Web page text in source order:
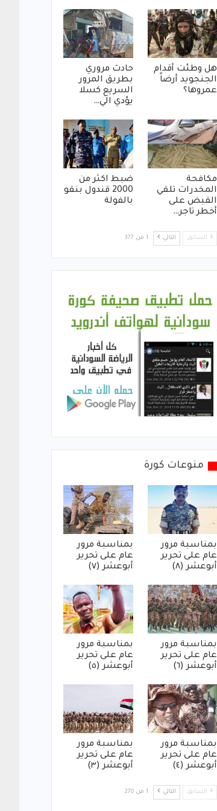
هل وطئت أقدام
الجنجويد أرضاً
عمروها؟
حادث مروري
بطريق المرور
السريع كسلا
يؤدي الي…
مكافحة
المخدرات تلقي
القبض على
أخطر تاجر…
ضبط اكثر من
2000 قندول بنقو
بالفولة
السابق التالي 1 من 377
منوعات كورة
بمناسبة مرور
عام على تحرير
أبوعشر (٨)
بمناسبة مرور
عام على تحرير
أبوعشر (٧)
بمناسبة مرور
عام على تحرير
أبوعشر (٦)
بمناسبة مرور
عام على تحرير
أبوعشر (٥)
بمناسبة مرور
عام على تحرير
أبوعشر (٤)
بمناسبة مرور
عام على تحرير
أبوعشر (٣)
السابق التالي 1 من 270